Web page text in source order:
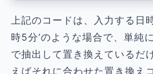
上記のコードは、入力する日
時5分’のような場合で、単純
で抽出して置き換えているだ
えばそれに合わせた置き換え